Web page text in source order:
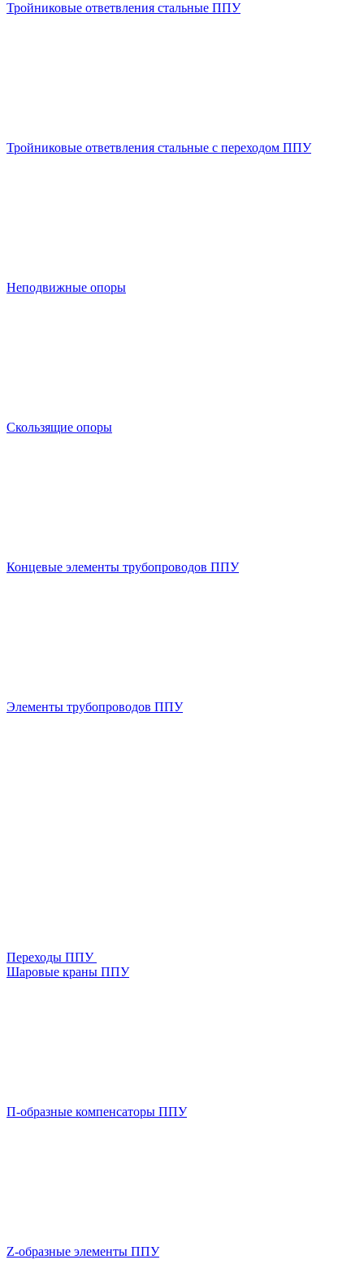
Тройниковые ответвления стальные ППУ
Тройниковые ответвления стальные с переходом ППУ
Неподвижные опоры
Скользящие опоры
Концевые элементы трубопроводов ППУ
Элементы трубопроводов ППУ
Переходы ППУ
Шаровые краны ППУ
П-образные компенсаторы ППУ
Z-образные элементы ППУ